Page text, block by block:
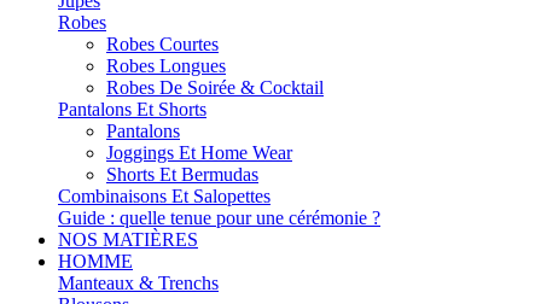
Robes
Robes Courtes
Robes Longues
Robes De Soirée & Cocktail
Pantalons Et Shorts
Pantalons
Joggings Et Home Wear
Shorts Et Bermudas
Combinaisons Et Salopettes
Guide : quelle tenue pour une cérémonie ?
NOS MATIÈRES
HOMME
Manteaux & Trenchs